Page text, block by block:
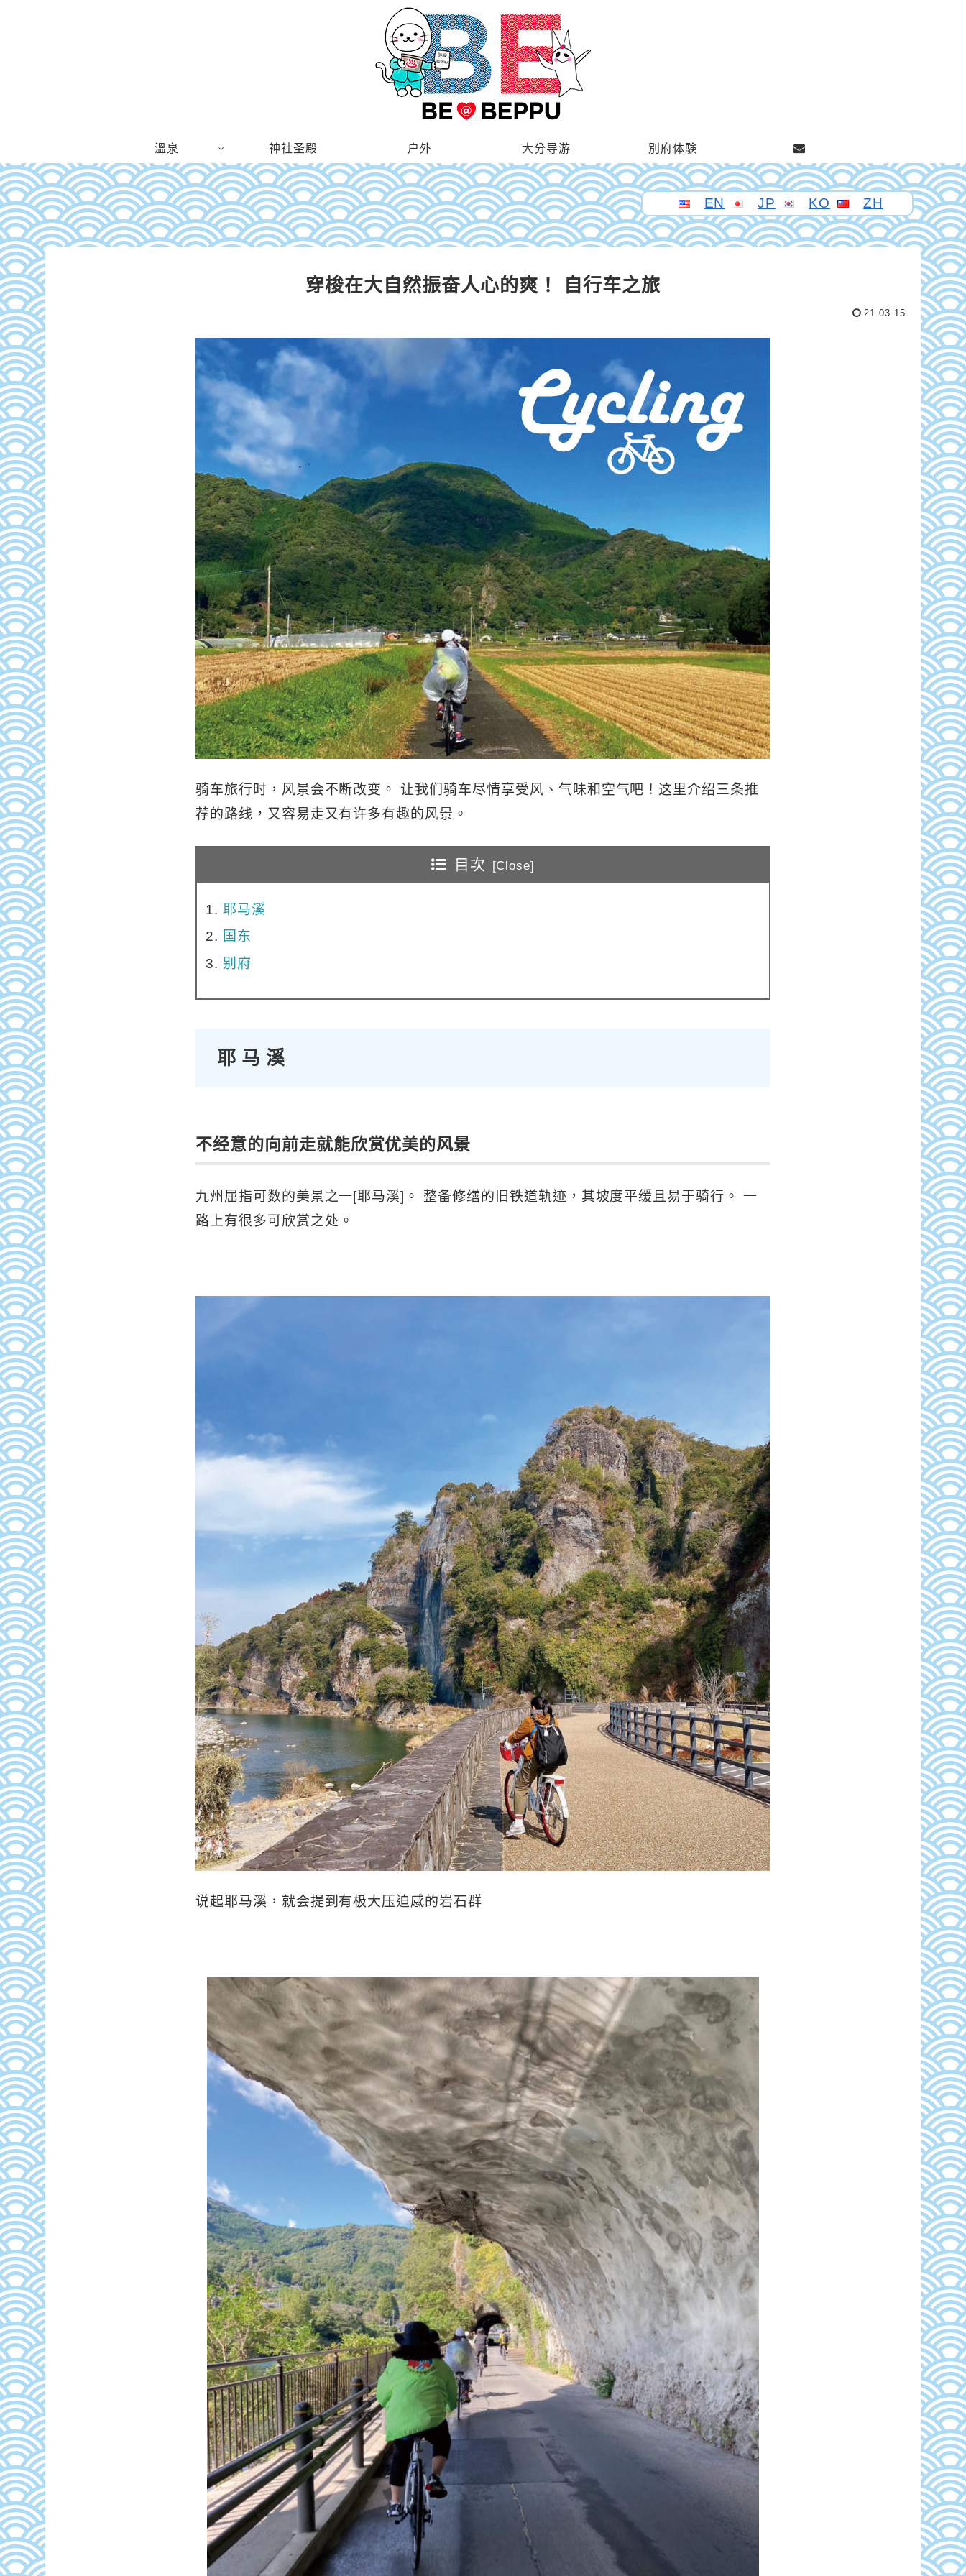
溫泉 神社圣殿 户外 大分导游 別府体験
EN JP KO ZH
穿梭在大自然振奋人心的爽！ 自行车之旅
21.03.15
骑车旅行时，风景会不断改变。 让我们骑车尽情享受风、气味和空气吧！这里介绍三条推
荐的路线，又容易走又有许多有趣的风景。
目次
耶马溪
国东
别府
耶马溪
不经意的向前走就能欣赏优美的风景
九州屈指可数的美景之一[耶马溪] 。 整备修缮的旧铁道轨迹，其坡度平缓且易于骑行。 一
路上有很多可欣赏之处。
说起耶马溪，就会提到有极大压迫感的岩石群